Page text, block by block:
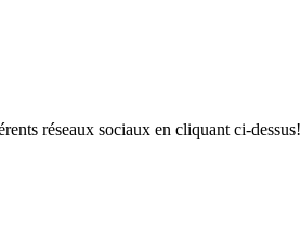
réseaux sociaux en cliquant ci-dessus!